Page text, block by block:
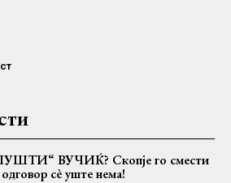
ВУЧИЌ? Скопје го смести
сè уште нема!